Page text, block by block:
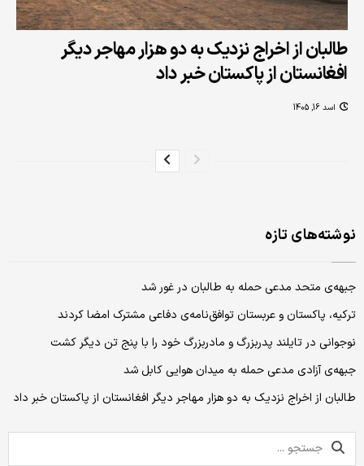
طالبان از اخراج نزدیک به دو هزار مهاجر دیگر
افغانستان از پاکستان خبر داد
اسد 16, 1405
نوشته‌های تازه
جبهه‌ی متحد مدعی حمله به طالبان در غور شد
ترکیه، پاکستان و عربستان توافق‌نامه‌ی دفاعی مشترک امضا کردند
نوجوانی در تایلند پدربزرگ و مادربزرگ خود را با پنج تن دیگر کشت
جبهه‌ی آزادی مدعی حمله به میدان هوایی کابل شد
طالبان از اخراج نزدیک به دو هزار مهاجر دیگر افغانستان از پاکستان خبر داد